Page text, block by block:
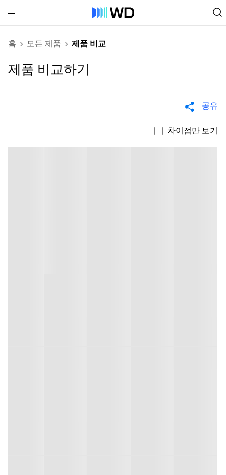
홈 모든 제품 제품 비교
제품 비교하기
공유
차이점만 보기